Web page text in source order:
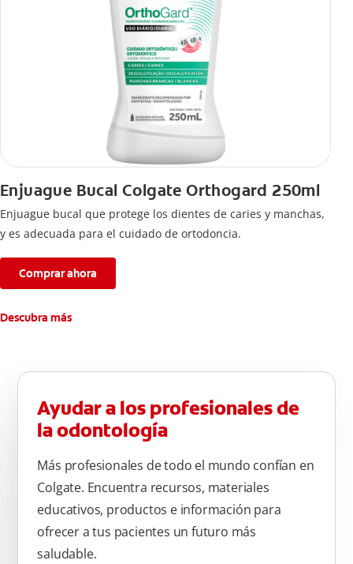
Enjuague Bucal Colgate Orthogard 250ml
Enjuague bucal que protege los dientes de caries y manchas,
y es adecuada para el cuidado de ortodoncia.
Comprar ahora
Descubra más
Ayudar a los profesionales de
la odontología
Más profesionales de todo el mundo confían en
Colgate. Encuentra recursos, materiales
educativos, productos e información para
ofrecer a tus pacientes un futuro más
saludable.